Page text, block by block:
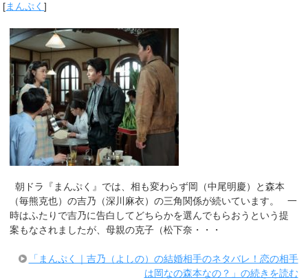
[まんぷく]
朝ドラ『まんぷく』では、相も変わらず岡（中尾明慶）と森本
（毎熊克也）の吉乃（深川麻衣）の三角関係が続いています。 一
時はふたりで吉乃に告白してどちらかを選んでもらおうという提
案もなされましたが、母親の克子（松下奈・・・
「まんぷく｜吉乃（よしの）の結婚相手のネタバレ！恋の相手
は岡なの森本なの？」の続きを読む